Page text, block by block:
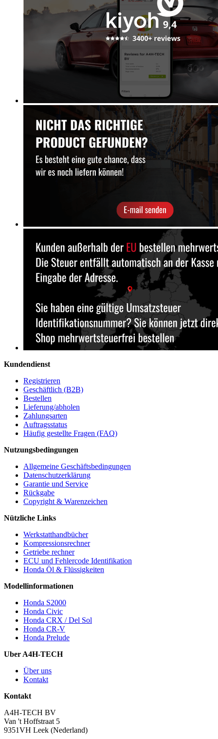
Kundendienst
Registrieren
Geschäftlich (B2B)
Bestellen
Lieferung/abholen
Zahlungsarten
Auftragsstatus
Häufig gestellte Fragen (FAQ)
Nutzungsbedingungen
Allgemeine Geschäftsbedingungen
Datenschutzerklärung
Garantie und Service
Rückgabe
Copyright & Warenzeichen
Nützliche Links
Werkstatthandbücher
Kompressionsrechner
Getriebe rechner
ECU und Fehlercode Identifikation
Honda Öl & Flüssigkeiten
Modellinformationen
Honda S2000
Honda Civic
Honda CRX / Del Sol
Honda CR-V
Honda Prelude
Uber A4H-TECH
Über uns
Kontakt
Kontakt
A4H-TECH BV
Van 't Hoffstraat 5
9351VH Leek (Nederland)